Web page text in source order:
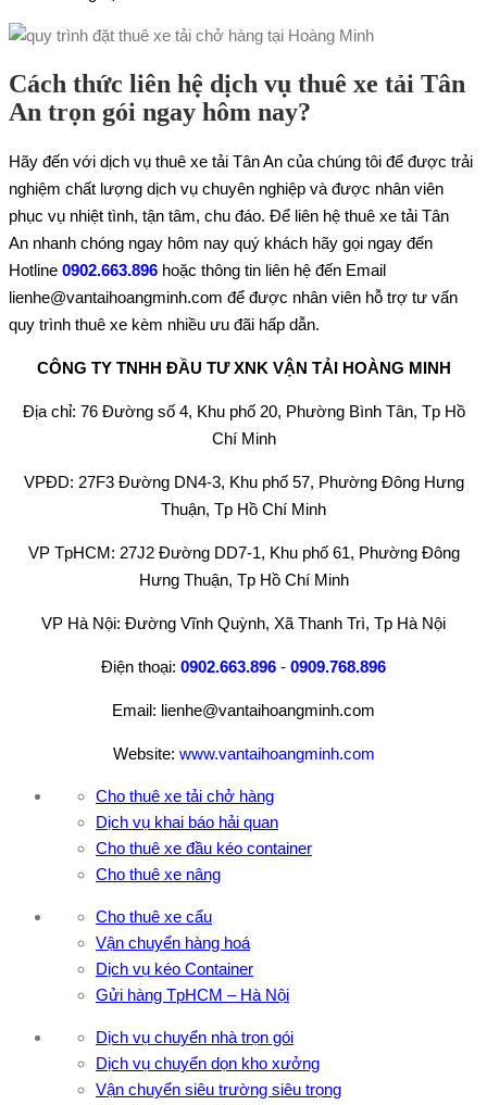
Cách thức liên hệ dịch vụ thuê xe tải Tân
An trọn gói ngay hôm nay?
Hãy đến với dịch vụ thuê xe tải Tân An của chúng tôi để được trải
nghiệm chất lượng dịch vụ chuyên nghiệp và được nhân viên
phục vụ nhiệt tình, tận tâm, chu đáo. Để liên hệ thuê xe tải Tân
An nhanh chóng ngay hôm nay quý khách hãy gọi ngay đến
Hotline 0902.663.896 hoặc thông tin liên hệ đến Email
lienhe@vantaihoangminh.com để được nhân viên hỗ trợ tư vấn
quy trình thuê xe kèm nhiều ưu đãi hấp dẫn.
CÔNG TY TNHH ĐẦU TƯ XNK VẬN TẢI HOÀNG MINH
Địa chỉ: 76 Đường số 4, Khu phố 20, Phường Bình Tân, Tp Hồ
Chí Minh
VPĐD: 27F3 Đường DN4-3, Khu phố 57, Phường Đông Hưng
Thuận, Tp Hồ Chí Minh
VP TpHCM: 27J2 Đường DD7-1, Khu phố 61, Phường Đông
Hưng Thuận, Tp Hồ Chí Minh
VP Hà Nội: Đường Vĩnh Quỳnh, Xã Thanh Trì, Tp Hà Nội
Điện thoại: 0902.663.896 - 0909.768.896
Email: lienhe@vantaihoangminh.com
Website: www.vantaihoangminh.com
Cho thuê xe tải chở hàng
Dịch vụ khai báo hải quan
Cho thuê xe đầu kéo container
Cho thuê xe nâng
Cho thuê xe cẩu
Vận chuyển hàng hoá
Dịch vụ kéo Container
Gửi hàng TpHCM – Hà Nội
Dịch vụ chuyển nhà trọn gói
Dịch vụ chuyển dọn kho xưởng
Vận chuyển siêu trường siêu trọng